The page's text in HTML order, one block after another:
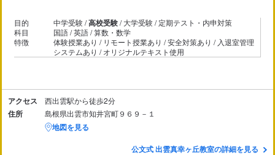
目的 中学受験 /高校受験/ 大学受験 / 定期テスト・内申対策
科目
国語 / 英語 / 算数・数学
特徴
体験授業あり / リモート授業あり / 安全対策あり / 入退室管理
システムあり / オリジナルテキスト使用
アクセス 西出雲駅から徒歩2分
住所 島根県出雲市知井宮町９６９－１
地図を見る
公文式 出雲真幸ヶ丘教室の詳細を見る